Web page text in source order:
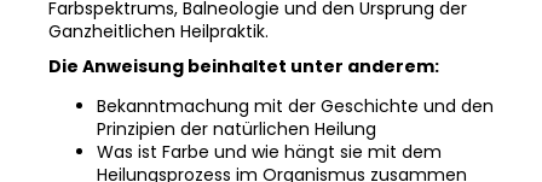
Farbspektrums, Balneologie und den Ursprung der
Ganzheitlichen Heilpraktik.
Die Anweisung beinhaltet unter anderem:
Bekanntmachung mit der Geschichte und den
Prinzipien der natürlichen Heilung
Was ist Farbe und wie hängt sie mit dem
Heilungsprozess im Organismus zusammen